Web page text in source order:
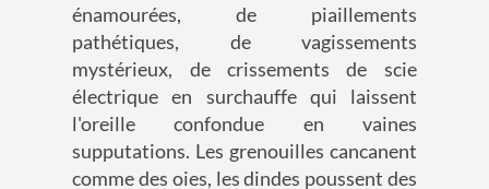
énamourées, de piaillements
pathétiques, de vagissements
mystérieux, de crissements de scie
électrique en surchauffe qui laissent
l'oreille confondue en vaines
supputations. Les grenouilles cancanent
comme des oies, les dindes poussent des